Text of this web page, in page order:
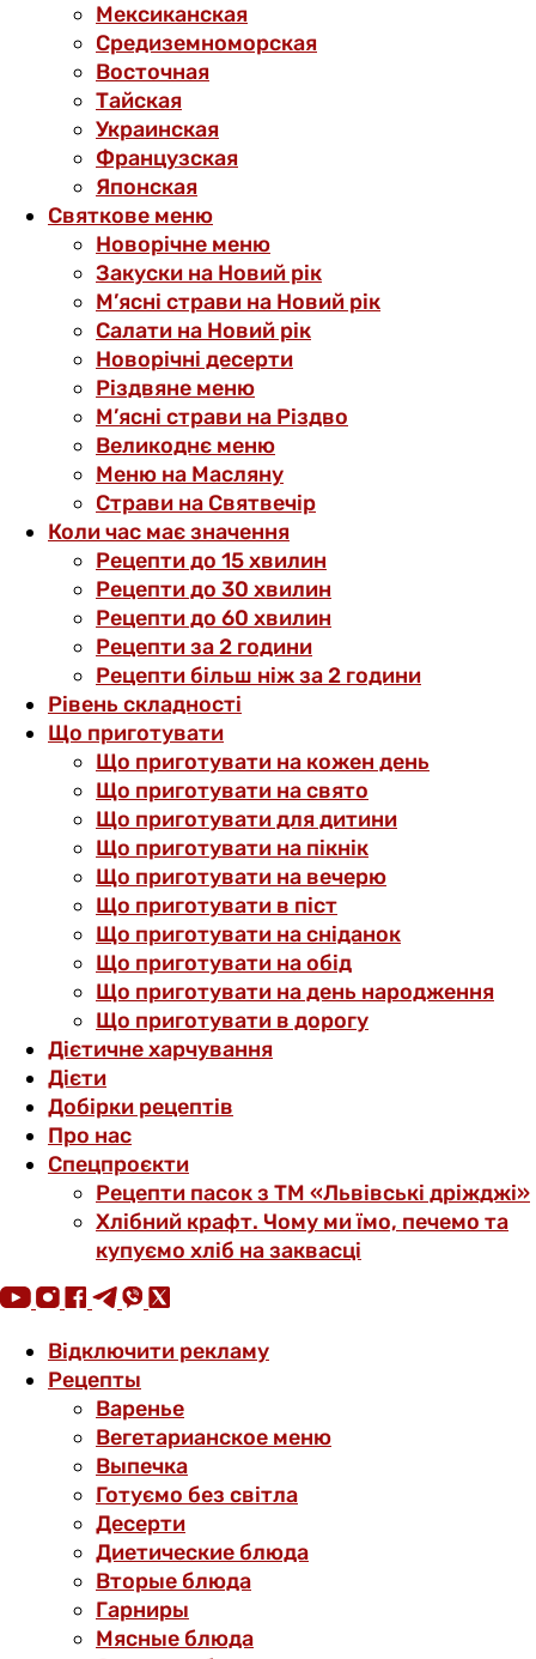
Мексиканская
Средиземноморская
Восточная
Тайская
Украинская
Французская
Японская
Святкове меню
Новорічне меню
Закуски на Новий рік
М’ясні страви на Новий рік
Салати на Новий рік
Новорічні десерти
Різдвяне меню
М’ясні страви на Різдво
Великоднє меню
Меню на Масляну
Страви на Святвечір
Коли час має значення
Рецепти до 15 хвилин
Рецепти до 30 хвилин
Рецепти до 60 хвилин
Рецепти за 2 години
Рецепти більш ніж за 2 години
Рівень складності
Що приготувати
Що приготувати на кожен день
Що приготувати на свято
Що приготувати для дитини
Що приготувати на пікнік
Що приготувати на вечерю
Що приготувати в піст
Що приготувати на сніданок
Що приготувати на обід
Що приготувати на день народження
Що приготувати в дорогу
Дієтичне харчування
Дієти
Добірки рецептів
Про нас
Спецпроєкти
Рецепти пасок з ТМ «Львівські дріжджі»
Хлібний крафт. Чому ми їмо, печемо та
купуємо хліб на заквасці
Відключити рекламу
Рецепты
Варенье
Вегетарианское меню
Выпечка
Готуємо без світла
Десерти
Диетические блюда
Вторые блюда
Гарниры
Мясные блюда